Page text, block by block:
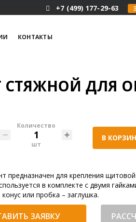
+7 (499) 177-29-63
КОНТАКТЫ
СТЯЖНОЙ ДЛЯ
Количество
шт
В
предназначен для крепления
в комплекте с двумя
или пробка – заглушка.
ЗАЯВКУ